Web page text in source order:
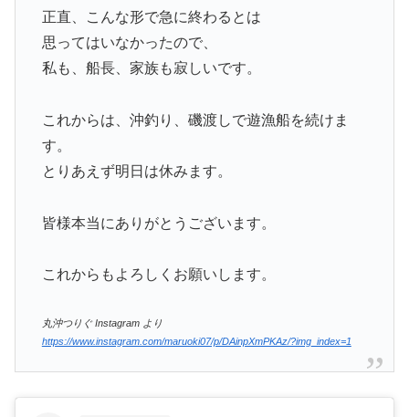
正直、こんな形で急に終わるとは
思ってはいなかったので、
私も、船長、家族も寂しいです。
これからは、沖釣り、磯渡しで遊漁船を続けま
す。
とりあえず明日は休みます。
皆様本当にありがとうございます。
これからもよろしくお願いします。
丸沖つりぐ Instagram より
https://www.instagram.com/maruoki07/p/DAinpXmPKAz/?img_index=1